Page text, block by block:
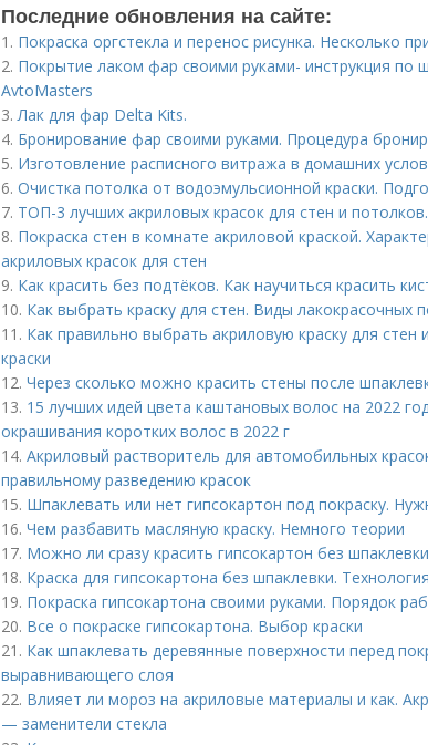
Последние обновления на сайте:
1. Покраска оргстекла и перенос рисунка. Несколько
2. Покрытие лаком фар своими руками- инструкция
AvtoMasters
3.Лак для фар Delta Kits.
4. Бронирование фар своими руками. Процедура
5. Изготовление расписного витража в домашних
6. Очистка потолка от водоэмульсионной краски.
7. ТОП-3 лучших акриловых красок для стен и
8. Покраска стен в комнате акриловой краской.
акриловых красок для стен
9. Как красить без подтёков. Как научиться красить
10. Как выбрать краску для стен. Виды лакокрасочных
11. Как правильно выбрать акриловую краску для стен
краски
12. Через сколько можно красить стены после
13. 15 лучших идей цвета каштановых волос на 2022
окрашивания коротких волос в 2022 г
14. Акриловый растворитель для автомобильных
правильному разведению красок
15. Шпаклевать или нет гипсокартон под покраску.
16. Чем разбавить масляную краску. Немного теории
17. Можно ли сразу красить гипсокартон без
18. Краска для гипсокартона без шпаклевки.
19. Покраска гипсокартона своими руками. Порядок
20. Все о покраске гипсокартона. Выбор краски
21. Как шпаклевать деревянные поверхности перед
выравнивающего слоя
22. Влияет ли мороз на акриловые материалы и как.
— заменители стекла